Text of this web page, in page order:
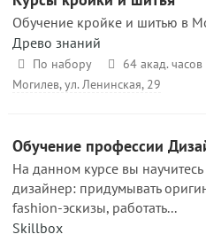
Обучение кройке и шитью в
Древо знаний
По набору
64 акад. часов
Могилев, ул. Ленинская, 29
Обучение профессии
На данном курсе вы
дизайнер: придумывать
fashion-эскизы, работать...
Skillbox